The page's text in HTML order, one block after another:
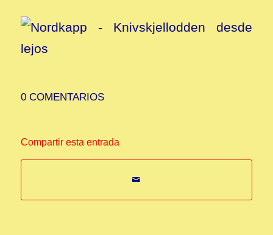
0 COMENTARIOS
Compartir esta entrada